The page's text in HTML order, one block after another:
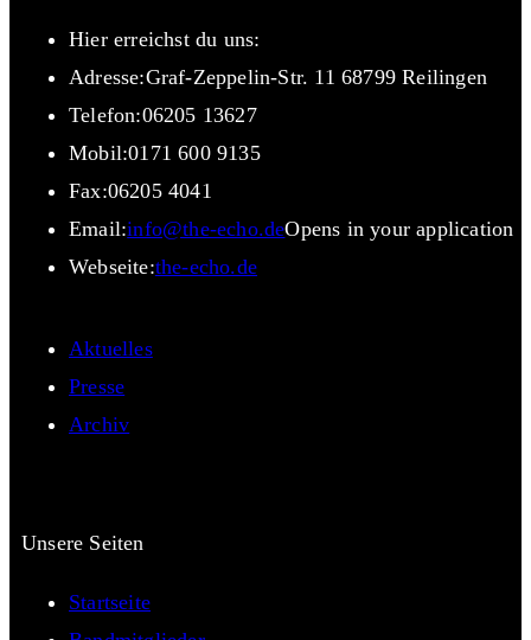
Hier erreichst du uns:
Adresse:Graf-Zeppelin-Str. 11 68799 Reilingen
Telefon:06205 13627
Mobil:0171 600 9135
Fax:06205 4041
Email:info@the-echo.deOpens in your application
Webseite:the-echo.de
Aktuelles
Presse
Archiv
Unsere Seiten
Startseite